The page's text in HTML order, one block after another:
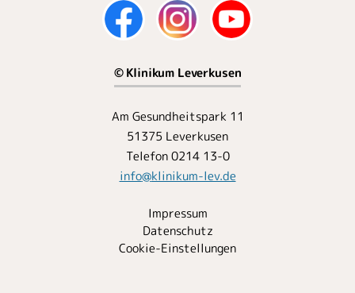
© Klinikum Leverkusen
Am Gesundheitspark 11
51375 Leverkusen
Telefon 0214 13-0
info@klinikum-lev.de
Impressum
Datenschutz
Cookie-Einstellungen